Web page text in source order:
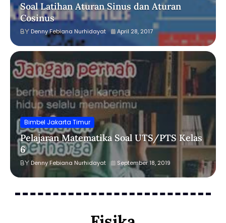
Soal Latihan Aturan Sinus dan Aturan
Cosinus
Denny Febiana Nurhidayat April 28, 2017
Bimbel Jakarta Timur
Pelajaran Matematika Soal UTS/PTS Kelas
6
Denny Febiana Nurhidayat September 18, 2019